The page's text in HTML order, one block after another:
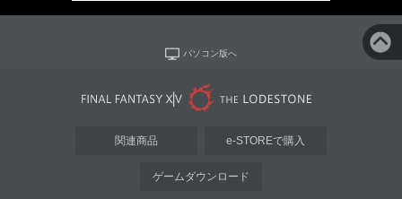
パソコン版へ
関連商品 e-STOREで購入
ゲームダウンロード